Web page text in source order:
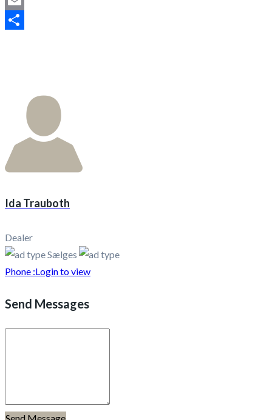
Email
Ida Trauboth
Dealer
Sælges
Phone :Login to view
Send Messages